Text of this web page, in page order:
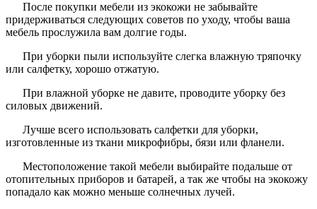
После покупки мебели из экокожи не забывайте
придерживаться следующих советов по уходу, чтобы ваша
мебель прослужила вам долгие годы.
При уборки пыли используйте слегка влажную тряпочку
или салфетку, хорошо отжатую.
При влажной уборке не давите, проводите уборку без
силовых движений.
Лучше всего использовать салфетки для уборки,
изготовленные из ткани микрофибры, бязи или фланели.
Местоположение такой мебели выбирайте подальше от
отопительных приборов и батарей, а так же чтобы на экокожу
попадало как можно меньше солнечных лучей.